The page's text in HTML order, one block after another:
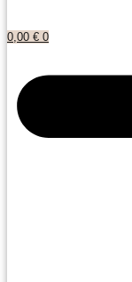
0,00 € 0